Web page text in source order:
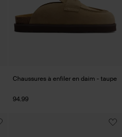
Chaussures à enfiler en daim - taupe
94.99